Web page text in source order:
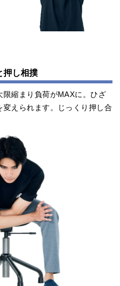
押し相撲
限縮まり負荷がMAXに。ひざ
えられます。じっくり押し合